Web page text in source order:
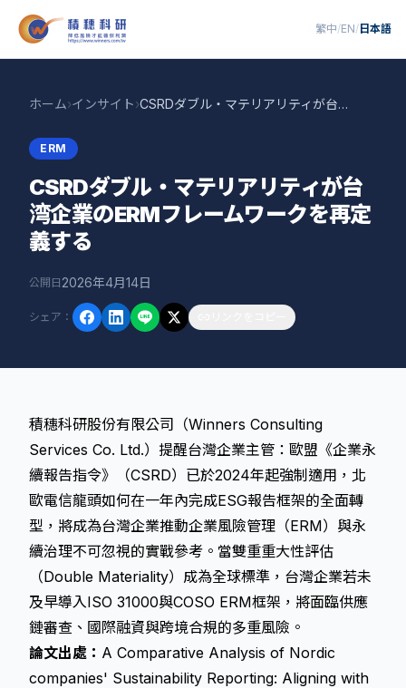
繁中/EN/ 日本語
ホーム›インサイト› CSRDダブル・マテリアリティが台湾企業のERMフレームワークを再定義する
ERM
CSRDダブル・マテリアリティが台
湾企業のERMフレームワークを再定
義する
公開日 2026年4月14日
シェア ：
積穗科研股份有限公司（Winners Consulting
Services Co. Ltd.）提醒台灣企業主管：歐盟《企業永
續報告指令》（CSRD）已於2024年起強制適用，北
歐電信龍頭如何在一年內完成ESG報告框架的全面轉
型，將成為台灣企業推動企業風險管理（ERM）與永
續治理不可忽視的實戰參考。當雙重重大性評估
（Double Materiality）成為全球標準，台灣企業若未
及早導入ISO 31000與COSO ERM框架，將面臨供應
鏈審查、國際融資與跨境合規的多重風險。
論文出處： A Comparative Analysis of Nordic
companies' Sustainability Reporting: Aligning with